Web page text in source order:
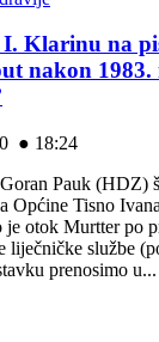
Klarinu na
nakon 1983.
● 18:24
Pauk (HDZ)
Općine Tisno
otok Murtter po
liječničke službe
prenosimo u...